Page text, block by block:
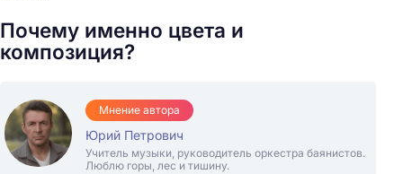
Почему именно цвета и
композиция?
Мнение автора
Юрий Петрович
Учитель музыки, руководитель оркестра баянистов.
Люблю горы, лес и тишину.